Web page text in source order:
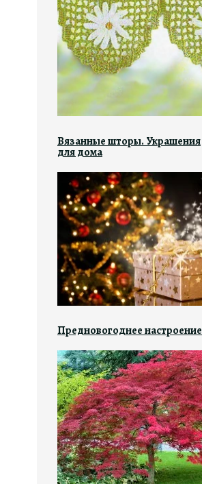
Вязанные шторы. Украшения
для дома
Предновогоднее настроение